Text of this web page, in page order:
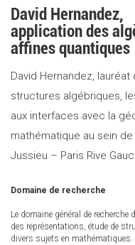
David Hernandez,
application des
affines quantiques
David Hernandez, lauréat
structures algébriques,
aux interfaces avec la
mathématique au sein
Jussieu – Paris Rive
Domaine de recherche
Le domaine général de
des représentations, étude de
divers sujets en